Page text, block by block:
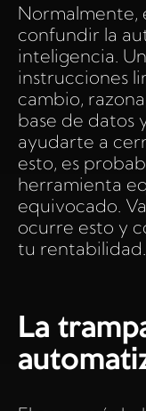
Normalmente,
confundir la
inteligencia.
instrucciones
cambio,
base de datos
ayudarte a
esto, es
herramienta
equivocado.
ocurre esto y
tu rentabilidad.
La